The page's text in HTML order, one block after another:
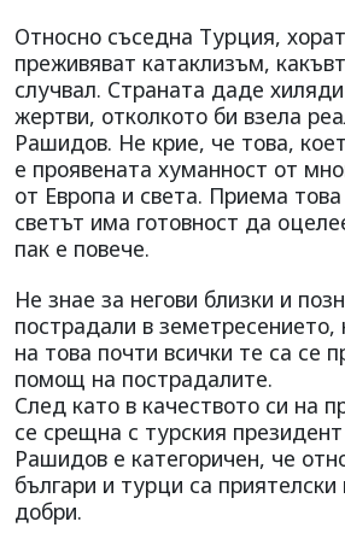
Относно съседна Турция,
преживяват катаклизъм,
случвал. Страната даде
жертви, отколкото би взела
Рашидов. Не крие, че това,
е проявената хуманност от
от Европа и света. Приема
светът има готовност да
пак е повече.
Не знае за негови близки и
пострадали в земетресението,
на това почти всички те са се
помощ на пострадалите.
След като в качеството си на
се срещна с турския
Рашидов е категоричен, че
българи и турци са
добри.